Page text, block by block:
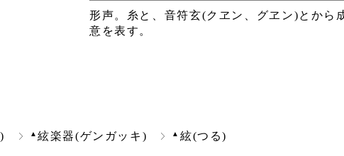
形声。糸と、音符玄(クヱン、グヱン)とから
意を表す。
▲絃楽器(ゲンガッキ) ▲ 絃(つる)